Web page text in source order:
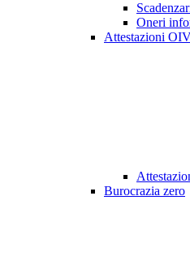
Oneri
Attestazioni
Burocrazia zero